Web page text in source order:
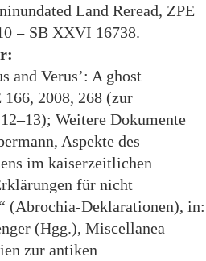
Land Reread, ZPE
= SB XXVI 16738.
and Verus’: A ghost
2008, 268 (zur
Weitere Dokumente
Aspekte des
im kaiserzeitlichen
für nicht
(Abrochia-Deklarationen), in:
(Hgg.), Miscellanea
zur antiken